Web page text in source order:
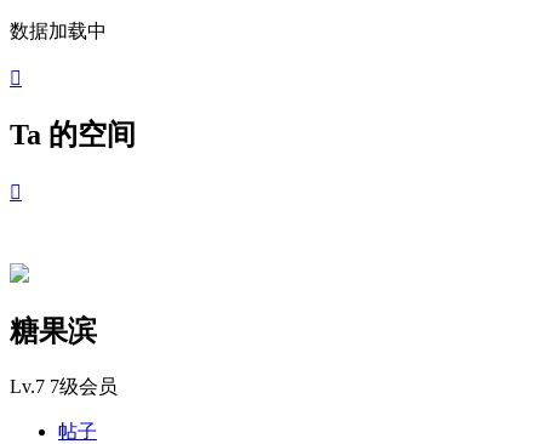
数据加载中

Ta 的空间

糖果滨
Lv.7 7级会员
帖子